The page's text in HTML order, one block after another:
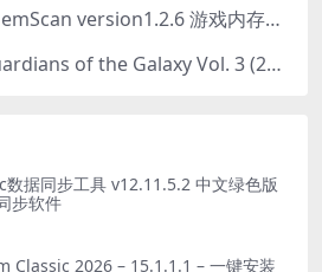
IOS 越狱软件iMemScan version1.2.6 游戏内存修改器
银河护卫队3 Guardians of the Galaxy Vol. 3 (2023)4K高清资源1080p只分享精品
数据同步工具 v12.11.5.2 中文绿色版
步软件
Classic 2026 – 15.1.1.1 – 一键安装